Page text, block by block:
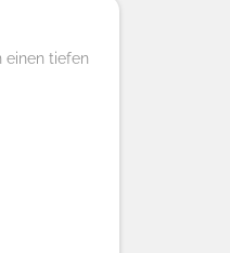
einen tiefen